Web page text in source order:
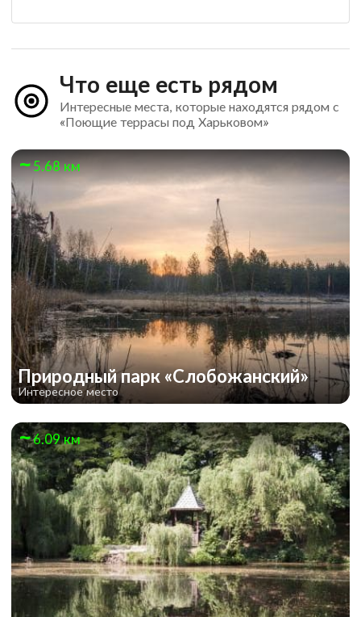
Что еще есть рядом
Интересные места, которые находятся рядом с
«Поющие террасы под Харьковом»
5.68 км
Природный парк «Слобожанский»
Интересное место
6.09 км